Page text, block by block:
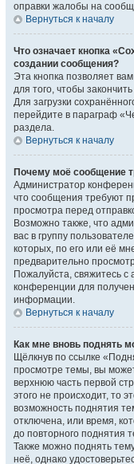
оправки жалобы на
Вернуться к началу
Что означает кнопка
создании сообщения?
Эта кнопка позволяет
для того, чтобы
Для загрузки
перейдите в параграф
раздела.
Вернуться к началу
Почему моё сообщение
Администратор
что сообщения требуют
просмотра перед
Возможно также, что
вас в группу
которых, по его или её
предварительно
Пожалуйста, свяжитесь
конференции для
информации.
Вернуться к началу
Как мне вновь поднять
Щёлкнув по ссылке
просмотре темы, вы
верхнюю часть первой
этого не происходит, то
возможность поднятия
отключена, или время,
до повторного поднятия
Также можно поднять
неё, однако